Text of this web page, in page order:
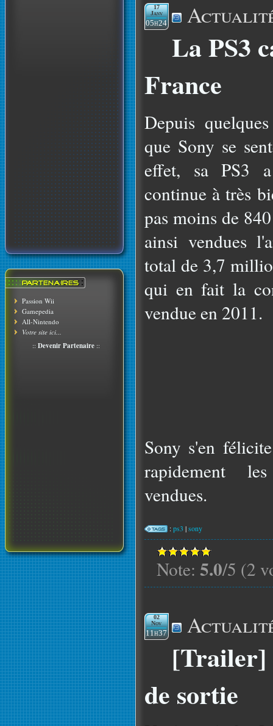
Passion Wii
Gamepedia
All-Nintendo
Votre site ici...
:: Devenir Partenaire ::
17
Janv
05h24
La PS3
France
Depuis
que Sony se
effet, sa PS3
continue à très
pas moins de
ainsi vendues
total de 3,7
qui en fait la
vendue en 2011.
Sony s'en
rapidement
vendues.
:ps3 |sony
Note: 5.0/5 (2
02
Nov
11h37
[Trailer]
de sortie